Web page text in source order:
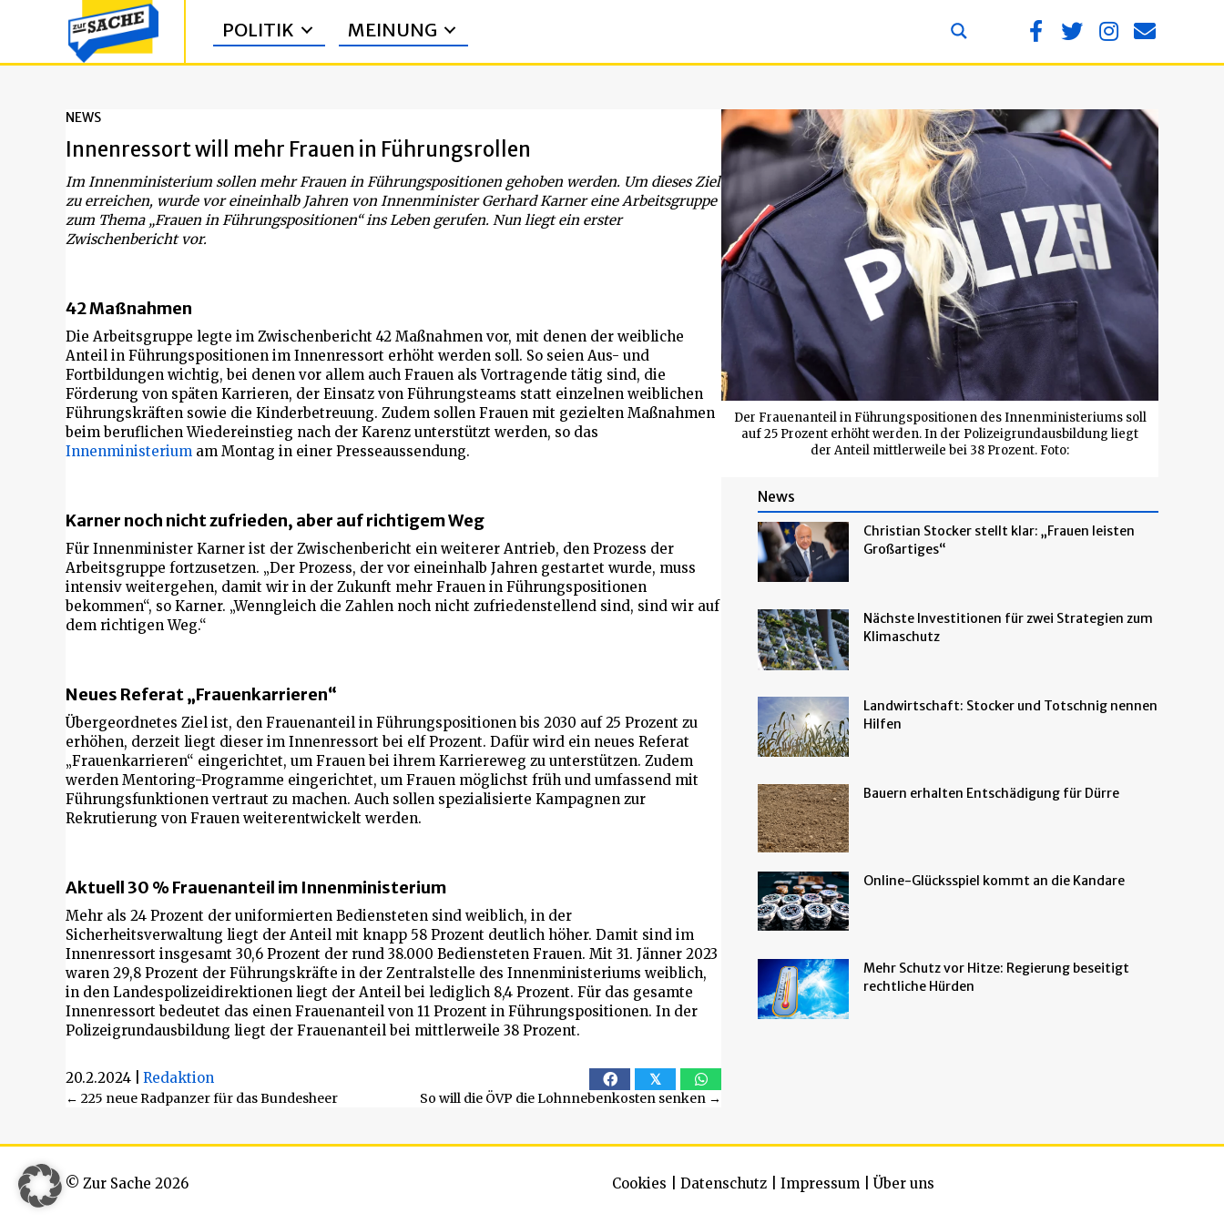
POLITIK MEINUNG
NEWS
Innenressort will mehr Frauen in Führungsrollen
Im Innenministerium sollen mehr Frauen in Führungspositionen gehoben werden. Um dieses Ziel
zu erreichen, wurde vor eineinhalb Jahren von Innenminister Gerhard Karner eine Arbeitsgruppe
zum Thema „Frauen in Führungspositionen“ ins Leben gerufen. Nun liegt ein erster
Zwischenbericht vor.
42 Maßnahmen
Die Arbeitsgruppe legte im Zwischenbericht 42 Maßnahmen vor, mit denen der weibliche
Anteil in Führungspositionen im Innenressort erhöht werden soll. So seien Aus- und
Fortbildungen wichtig, bei denen vor allem auch Frauen als Vortragende tätig sind, die
Förderung von späten Karrieren, der Einsatz von Führungsteams statt einzelnen weiblichen
Führungskräften sowie die Kinderbetreuung. Zudem sollen Frauen mit gezielten Maßnahmen
beim beruflichen Wiedereinstieg nach der Karenz unterstützt werden, so das
Innenministerium am Montag in einer Presseaussendung.
Karner noch nicht zufrieden, aber auf richtigem Weg
Für Innenminister Karner ist der Zwischenbericht ein weiterer Antrieb, den Prozess der
Arbeitsgruppe fortzusetzen. „Der Prozess, der vor eineinhalb Jahren gestartet wurde, muss
intensiv weitergehen, damit wir in der Zukunft mehr Frauen in Führungspositionen
bekommen“, so Karner. „Wenngleich die Zahlen noch nicht zufriedenstellend sind, sind wir auf
dem richtigen Weg.“
Neues Referat „Frauenkarrieren“
Übergeordnetes Ziel ist, den Frauenanteil in Führungspositionen bis 2030 auf 25 Prozent zu
erhöhen, derzeit liegt dieser im Innenressort bei elf Prozent. Dafür wird ein neues Referat
„Frauenkarrieren“ eingerichtet, um Frauen bei ihrem Karriereweg zu unterstützen. Zudem
werden Mentoring-Programme eingerichtet, um Frauen möglichst früh und umfassend mit
Führungsfunktionen vertraut zu machen. Auch sollen spezialisierte Kampagnen zur
Rekrutierung von Frauen weiterentwickelt werden.
Aktuell 30 % Frauenanteil im Innenministerium
Mehr als 24 Prozent der uniformierten Bediensteten sind weiblich, in der
Sicherheitsverwaltung liegt der Anteil mit knapp 58 Prozent deutlich höher. Damit sind im
Innenressort insgesamt 30,6 Prozent der rund 38.000 Bediensteten Frauen. Mit 31. Jänner 2023
waren 29,8 Prozent der Führungskräfte in der Zentralstelle des Innenministeriums weiblich,
in den Landespolizeidirektionen liegt der Anteil bei lediglich 8,4 Prozent. Für das gesamte
Innenressort bedeutet das einen Frauenanteil von 11 Prozent in Führungspositionen. In der
Polizeigrundausbildung liegt der Frauenanteil bei mittlerweile 38 Prozent.
20.2.2024 Redaktion 𝕏
Beitragsnavigation
← 225 neue Radpanzer für das Bundesheer So will die ÖVP die Lohnnebenkosten senken →
Der Frauenanteil in Führungspositionen des Innenministeriums soll
auf 25 Prozent erhöht werden. In der Polizeigrundausbildung liegt
der Anteil mittlerweile bei 38 Prozent. Foto:
News
Christian Stocker stellt klar: „Frauen leisten
Großartiges“
Nächste Investitionen für zwei Strategien zum
Klimaschutz
Landwirtschaft: Stocker und Totschnig nennen
Hilfen
Bauern erhalten Entschädigung für Dürre
Online-Glücksspiel kommt an die Kandare
Mehr Schutz vor Hitze: Regierung beseitigt
rechtliche Hürden
© Zur Sache 2026 Cookies Datenschutz Impressum Über uns